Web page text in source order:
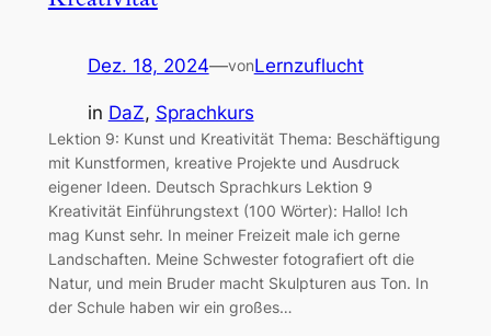
Dez. 18, 2024—vonLernzuflucht
in DaZ, Sprachkurs
Lektion 9: Kunst und Kreativität Thema: Beschäftigung
mit Kunstformen, kreative Projekte und Ausdruck
eigener Ideen. Deutsch Sprachkurs Lektion 9
Kreativität Einführungstext (100 Wörter): Hallo! Ich
mag Kunst sehr. In meiner Freizeit male ich gerne
Landschaften. Meine Schwester fotografiert oft die
Natur, und mein Bruder macht Skulpturen aus Ton. In
der Schule haben wir ein großes…